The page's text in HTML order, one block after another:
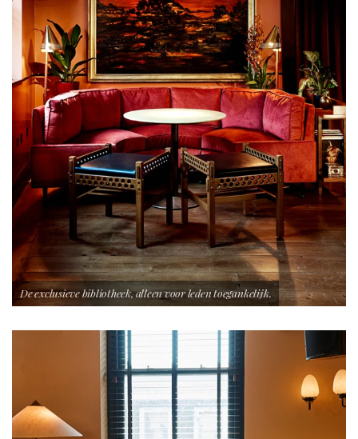
De exclusieve bibliotheek, alleen voor leden toegankelijk.